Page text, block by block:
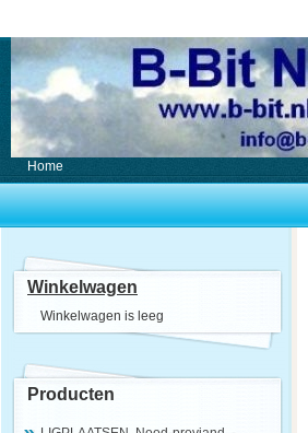
Home
Winkelwagen
Winkelwagen is leeg
Producten